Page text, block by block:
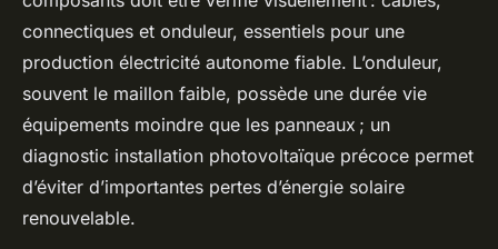
connectiques et onduleur, essentiels pour une
production électricité autonome fiable. L’onduleur,
souvent le maillon faible, possède une durée vie
équipements moindre que les panneaux ; un
diagnostic installation photovoltaïque précoce permet
d’éviter d’importantes pertes d’énergie solaire
renouvelable.